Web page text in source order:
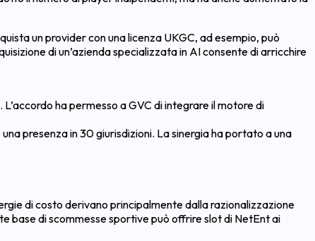
un provider con una licenza UKGC, ad esempio, può
di un’azienda specializzata in AI consente di arricchire
ha permesso a GVC di integrare il motore di
presenza in 30 giurisdizioni. La sinergia ha portato a una
di costo derivano principalmente dalla razionalizzazione
base di scommesse sportive può offrire slot di NetEnt ai